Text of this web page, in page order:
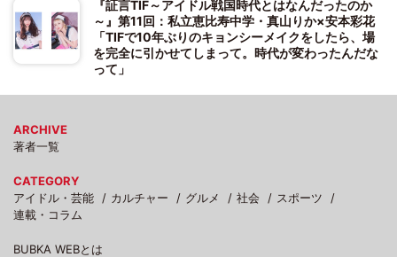
『証言TIF～アイドル戦国時代とはなんだったのか
～』第11回：私立恵比寿中学・真山りか×安本彩花
「TIFで10年ぶりのキョンシーメイクをしたら、場
を完全に引かせてしまって。時代が変わったんだな
って」
ARCHIVE
著者一覧
CATEGORY
アイドル・芸能
カルチャー グルメ 社会
スポーツ
連載・コラム
BUBKA WEBとは